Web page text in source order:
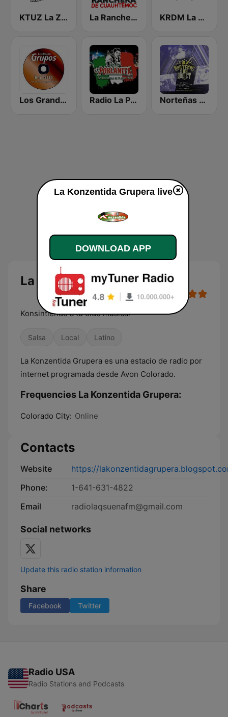
KTUZ La Z 1570 AM La Ranchera de Cuauhtémoc 89.7 FM KRDM La Bronca
Los Grandes Grupos Radio Radio La Poblanita Norteñas Sax Addict
La Konzentida Grupera live
Konsintiendo a tu oido musical
Salsa Local Latino
La Konzentida Grupera es una estacio de radio por
internet programada desde Avon Colorado.
Frequencies La Konzentida Grupera:
Colorado City: Online
Contacts
Website
https://
Phone:
1-641-631-4822
Email
radiolaqsuenafm@gmail.com
Social networks
Update this radio station information
Share
Facebook Twitter
Radio USA
Radio Stations and Podcasts
La Konzentida Grupera live
DOWNLOAD APP